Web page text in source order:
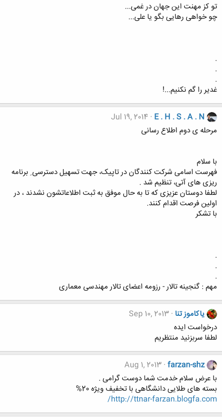
تو کز مهنت این جهان در غمی...
چو خواهی رهایی بگو یا علی...
.
.
.
غدير را گم نکنيم...!
E . H . S . A . N
Jul 19, 2014
مرحله ی دوم اطلاع رسانی
با سلام
فهرست اسامی شرکت کنندگان در تاپیک، جهت تسهیل دسترسی ِ برنامه
ریزی های آتی، تنظیم شد .
لطفا دوستان عزیزی که تا به حال موفق به ثبت اطلاعاتشون نشدند ، در
اولین فرصت اقدام کنند.
با تشکر
.
.
.
مهم : گنجینه تالار - رزومه اعضای تالار مهندسی معماری
یاکاموز تنا Sep 10, 2013
درخواست ایده
لطفا سربزنید منتظریم
farzan-shz
Aug 1, 2013
با عرض سلام خدمت شما دوست گرامی .
بسته های طلایی دانشگاهی با تخفیف ویژه 20%
http://ttnar-farzan.blogfa.com/